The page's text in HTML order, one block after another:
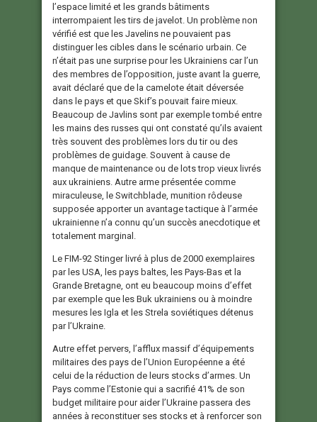
l’espace limité et les grands bâtiments
interrompaient les tirs de javelot. Un problème non
vérifié est que les Javelins ne pouvaient pas
distinguer les cibles dans le scénario urbain. Ce
n’était pas une surprise pour les Ukrainiens car l’un
des membres de l’opposition, juste avant la guerre,
avait déclaré que de la camelote était déversée
dans le pays et que Skif’s pouvait faire mieux.
Beaucoup de Javlins sont par exemple tombé entre
les mains des russes qui ont constaté qu’ils avaient
très souvent des problèmes lors du tir ou des
problèmes de guidage. Souvent à cause de
manque de maintenance ou de lots trop vieux livrés
aux ukrainiens. Autre arme présentée comme
miraculeuse, le Switchblade, munition rôdeuse
supposée apporter un avantage tactique à l’armée
ukrainienne n’a connu qu’un succès anecdotique et
totalement marginal.
Le FIM-92 Stinger livré à plus de 2000 exemplaires
par les USA, les pays baltes, les Pays-Bas et la
Grande Bretagne, ont eu beaucoup moins d’effet
par exemple que les Buk ukrainiens ou à moindre
mesures les Igla et les Strela soviétiques détenus
par l’Ukraine.
Autre effet pervers, l’afflux massif d’équipements
militaires des pays de l’Union Européenne a été
celui de la réduction de leurs stocks d’armes. Un
Pays comme l’Estonie qui a sacrifié 41% de son
budget militaire pour aider l’Ukraine passera des
années à reconstituer ses stocks et à renforcer son